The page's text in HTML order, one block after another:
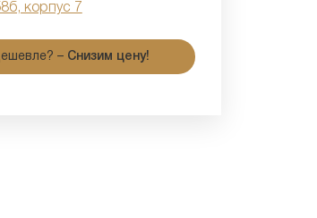
корпус 7
– Снизим цену!